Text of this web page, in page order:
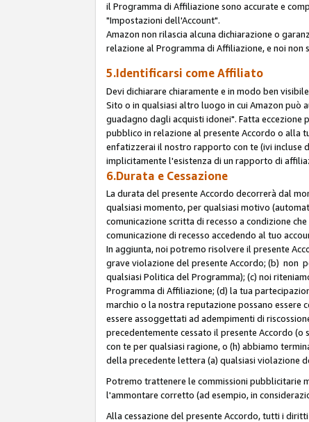
il Programma di Affiliazione sono accurate e
"Impostazioni dell'Account".
Amazon non rilascia alcuna dichiarazione o
relazione al Programma di Affiliazione, e noi
5.Identificarsi come Affiliato
Devi dichiarare chiaramente e in modo ben
Sito o in qualsiasi altro luogo in cui Amazon può
guadagno dagli acquisti idonei". Fatta eccezione
pubblico in relazione al presente Accordo o alla
enfatizzerai il nostro rapporto con te (ivi incluse
implicitamente l'esistenza di un rapporto di
6.Durata e Cessazione
La durata del presente Accordo decorrerà dal
qualsiasi momento, per qualsiasi motivo
comunicazione scritta di recesso a condizione
comunicazione di recesso accedendo al tuo
In aggiunta, noi potremo risolvere il presente
grave violazione del presente Accordo; (b) non
qualsiasi Politica del Programma); (c) noi
Programma di Affiliazione; (d) la tua
marchio o la nostra reputazione possano essere
essere assoggettati ad adempimenti di
precedentemente cessato il presente Accordo
con te per qualsiasi ragione, o (h) abbiamo
della precedente lettera (a) qualsiasi violazione
Potremo trattenere le commissioni pubblicitarie
l'ammontare corretto (ad esempio, in
Alla cessazione del presente Accordo, tutti i